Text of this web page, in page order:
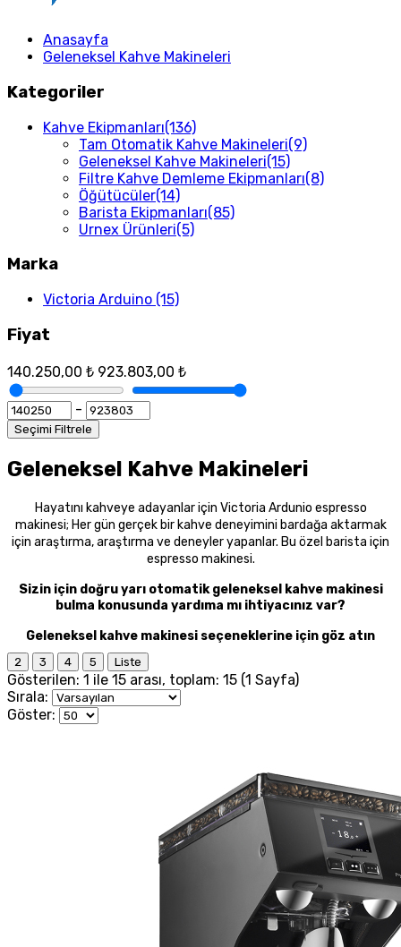
Anasayfa
Geleneksel Kahve Makineleri
Kategoriler
Kahve Ekipmanları(136)
Tam Otomatik Kahve Makineleri(9)
Geleneksel Kahve Makineleri(15)
Filtre Kahve Demleme Ekipmanları(8)
Öğütücüler(14)
Barista Ekipmanları(85)
Urnex Ürünleri(5)
Marka
Victoria Arduino (15)
Fiyat
140.250,00 ₺ 923.803,00 ₺
-
Seçimi Filtrele
Geleneksel Kahve Makineleri
Hayatını kahveye adayanlar için Victoria Ardunio espresso
makinesi; Her gün gerçek bir kahve deneyimini bardağa aktarmak
için araştırma, araştırma ve deneyler yapanlar. Bu özel barista için
espresso makinesi.
Sizin için doğru yarı otomatik geleneksel kahve makinesi
bulma konusunda yardıma mı ihtiyacınız var?
Geleneksel kahve makinesi seçeneklerine için göz atın
2 3 4 5 Liste
Gösterilen: 1 ile 15 arası, toplam: 15 (1 Sayfa)
Sırala:
Göster: